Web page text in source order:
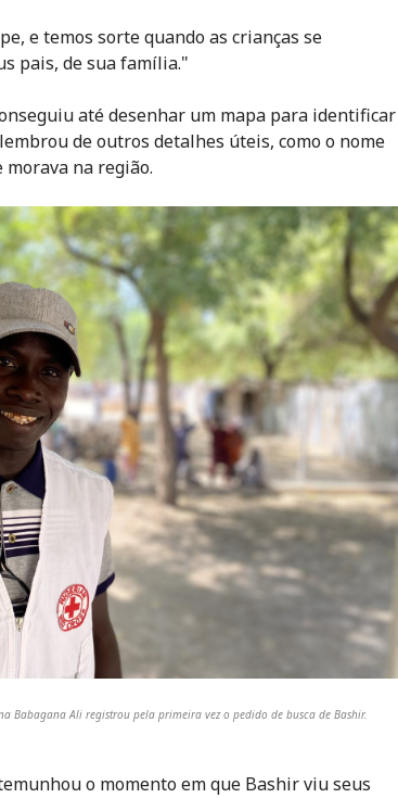
e temos sorte quando as crianças se
pais, de sua família."
até desenhar um mapa para identificar
de outros detalhes úteis, como o nome
na região.
Babagana Ali registrou pela primeira vez o pedido de busca de Bashir.
o momento em que Bashir viu seus